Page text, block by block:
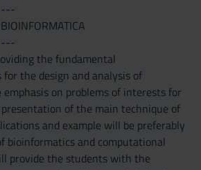
the fundamental
for the design and analysis of
on problems of interests for
of the main technique of
and example will be preferably
bioinformatics and computational
provide the students with the